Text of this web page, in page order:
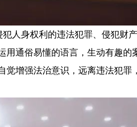
人身权利的违法犯罪、侵犯财
通俗易懂的语言，生动有趣的
增强法治意识，远离违法犯罪